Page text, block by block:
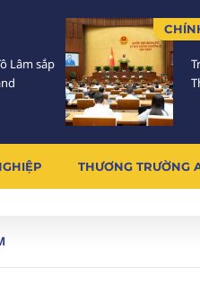
Lâm sắp
THƯƠNG TRƯỜNG